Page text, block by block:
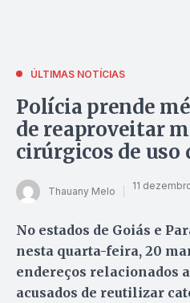
ÚLTIMAS NOTÍCIAS
Polícia prende
de reaproveitar
cirúrgicos de uso
Thauany Melo 11
No estados de Goiás e
nesta quarta-feira, 20
endereços relacionados
acusados de reutilizar